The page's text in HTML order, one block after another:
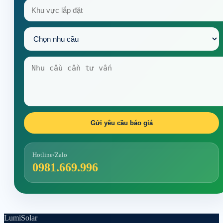
Gửi yêu cầu báo giá
Hotline/Zalo
0981.669.996
LumiSolar